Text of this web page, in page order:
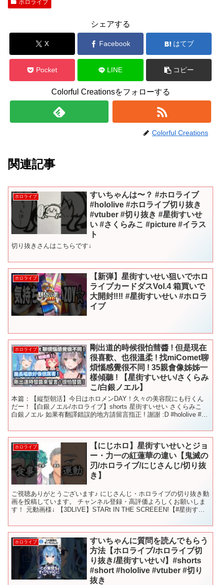
ホロライブ
シェアする
X Facebook はてブ
Pocket LINE コピー
Colorful Creationsをフォローする
Colorful Creations
関連記事
ホロライブ
すいちゃんは〜？ #ホロライブ
#hololive #ホロライブ切り抜き
#vtuber #切り抜き #星街すいせ
い #さくらみこ #picture #イラス
ト
切り抜きさんはこちらです↓
ホロライブ
【新弾】星街すいせい狙いでホロ
ライブカードダスVol.4 箱買いで
大開封‼︎‼︎ #星街すいせい #ホロラ
イブ
ホロライブ
剛出道的時候很怕彗醬 ! 但是現在
很喜歡、也很溫柔 ! 找miComet聊
煩惱感覺很不同 ! 35親會像姊姊一
樣傾聽 ! 【星街すいせい/さくらみ
こ/白銀ノエル】
本篇：【縦型朝活】今日はホロメンDAY！久々の美容院にも行くん
だー！【白銀ノエル/ホロライブ】shorts 星街すいせい さくらみこ
白銀ノエル 如果有翻譯錯誤的地方請留言指正 ! 謝謝 :D #hololive #星
ホロライブ
【にじホロ】星街すいせいとジョ
ー・力一の紅蓮華の違い【鬼滅の
刃/ホロライブ/にじさんじ/切り抜
き】
ご視聴ありがとうございます♪ にじさんじ・ホロライブの切り抜き動
画を投稿しています。 チャンネル登録・高評価よろしくお願いしま
す！ 元動画様↓ 【3DLIVE】STARt IN THE SCREEEN!【#星街すい
ホロライブ
すいちゃんに質問を読んでもらう
方法【ホロライブ/ホロライブ切
り抜き/星街すいせい/】#shorts
#short #hololive #vtuber #切り
抜き